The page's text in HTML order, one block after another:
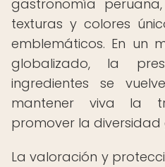
gastronomía
texturas y colores
emblemáticos. En un
globalizado, la
ingredientes se
mantener viva la
promover la
La valoración y